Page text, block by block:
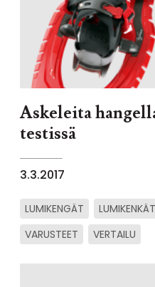
Askeleita
testissä
3.3.2017
LUMIKENGÄT
VARUSTEET
VERTAILU